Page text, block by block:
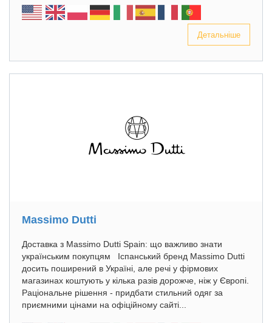
Детальніше
Massimo Dutti
Доставка з Massimo Dutti Spain: що важливо знати
українським покупцям Іспанський бренд Massimo Dutti
досить поширений в Україні, але речі у фірмових
магазинах коштують у кілька разів дорожче, ніж у Європі.
Раціональне рішення - придбати стильний одяг за
приємними цінами на офіційному сайті...